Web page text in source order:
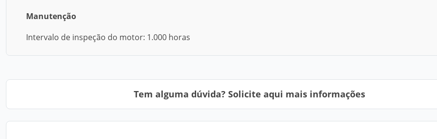
Manutenção
Intervalo de inspeção do motor: 1.000 horas
Tem alguma dúvida? Solicite aqui mais informações